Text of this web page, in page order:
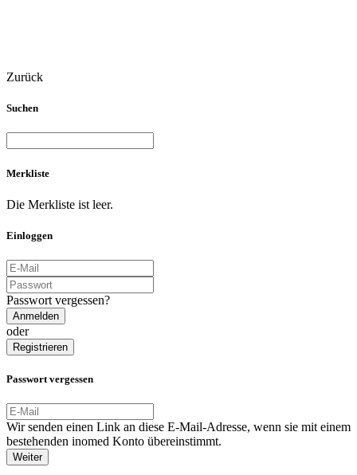
Zurück
Suchen
Merkliste
Die Merkliste ist leer.
Einloggen
Passwort vergessen?
Anmelden
oder
Registrieren
Passwort vergessen
Wir senden einen Link an diese E-Mail-Adresse, wenn sie mit einem
bestehenden inomed Konto übereinstimmt.
Weiter